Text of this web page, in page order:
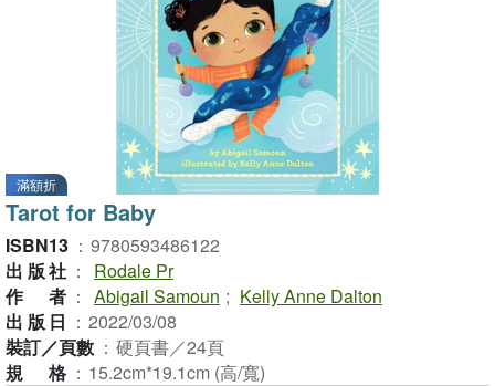
滿額折
Tarot for Baby
ISBN13 ： 9780593486122
出版社 ：
Rodale Pr
作者 ： Abigail Samoun ; Kelly Anne Dalton
出版日 ： 2022/03/08
裝訂／頁數 ： 硬頁書／24頁
規格 ： 15.2cm*19.1cm (高/寬)